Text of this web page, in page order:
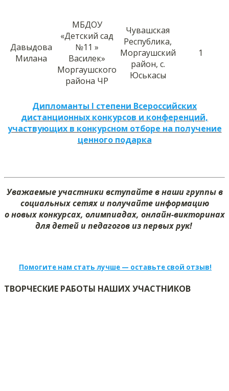
Давыдова
Милана
МБДОУ
«Детский сад
№11 »
Василек»
Моргаушского
района ЧР
Чувашская
Республика,
Моргаушский
район, с.
Юськасы
1
Дипломанты I степени Всероссийских
дистанционных конкурсов и конференций,
участвующих в конкурсном отборе на получение
ценного подарка
Уважаемые участники вступайте в наши группы в
социальных сетях и получайте информацию
о новых конкурсах, олимпиадах, онлайн-викторинах
для детей и педагогов из первых рук!
Помогите нам стать лучше — оставьте свой отзыв!
ТВОРЧЕСКИЕ РАБОТЫ НАШИХ УЧАСТНИКОВ